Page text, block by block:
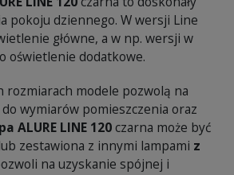
pokoju dziennego. W wersji Line
główne, a w np. wersji w
oświetlenie dodatkowe.
rozmiarach modele pozwolą na
wymiarów pomieszczenia oraz
ALURE LINE 120czarna może być
zestawiona z innymi lampami z
na uzyskanie spójnej i